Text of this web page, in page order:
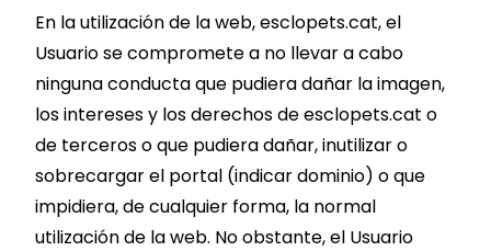
En la utilización de la web, esclopets.cat, el
Usuario se compromete a no llevar a cabo
ninguna conducta que pudiera dañar la imagen,
los intereses y los derechos de esclopets.cat o
de terceros o que pudiera dañar, inutilizar o
sobrecargar el portal (indicar dominio) o que
impidiera, de cualquier forma, la normal
utilización de la web. No obstante, el Usuario